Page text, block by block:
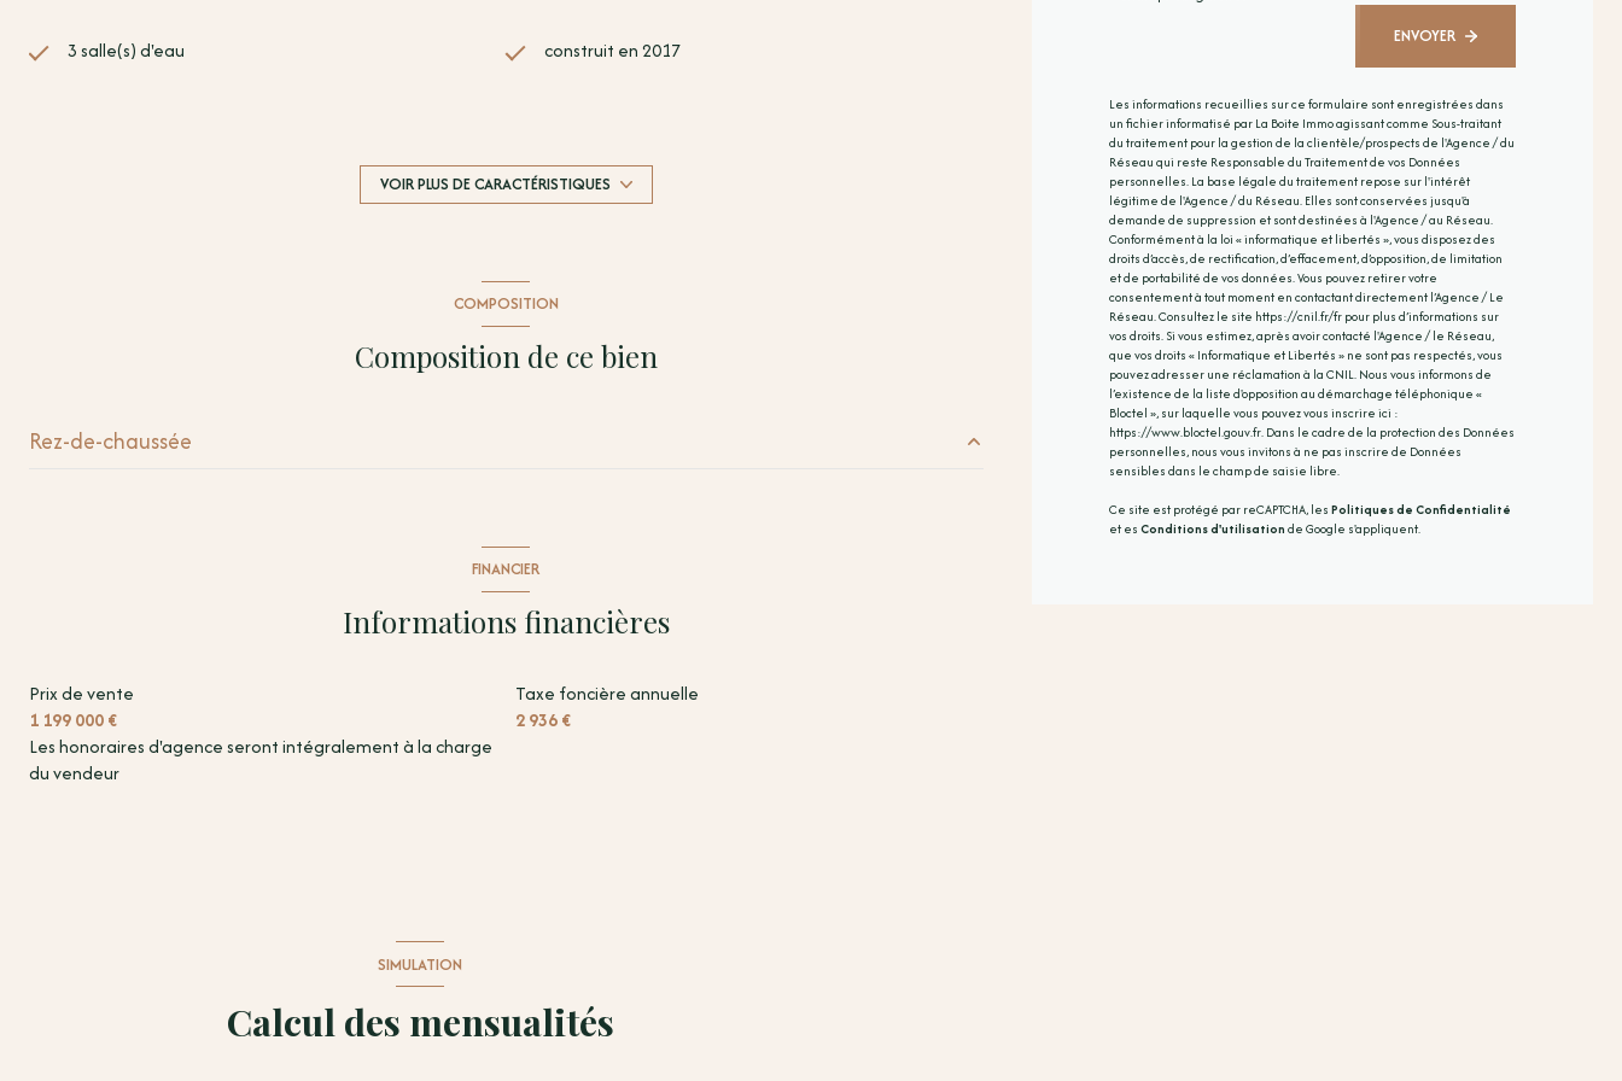
3 salle(s) d'eau construit en 2017
exposition Sud
VOIR PLUS DE CARACTÉRISTIQUES
COMPOSITION
Composition de ce bien
Rez-de-chaussée
chambre
chambre
salle de bain
FINANCIER
Informations financières
Prix de vente
1 199 000 €
Les honoraires d'agence seront intégralement à la charge
du vendeur
Taxe foncière annuelle
2 936 €
ENVOYER
Les informations recueillies sur ce formulaire sont enregistrées dans
un fichier informatisé par La Boite Immo agissant comme Sous-traitant
du traitement pour la gestion de la clientèle/prospects de l'Agence / du
Réseau qui reste Responsable du Traitement de vos Données
personnelles. La base légale du traitement repose sur l'intérêt
légitime de l'Agence / du Réseau. Elles sont conservées jusqu'à
demande de suppression et sont destinées à l'Agence / au Réseau.
Conformément à la loi « informatique et libertés », vous disposez des
droits d’accès, de rectification, d’effacement, d’opposition, de limitation
et de portabilité de vos données. Vous pouvez retirer votre
consentement à tout moment en contactant directement l’Agence / Le
Réseau. Consultez le site https://cnil.fr/frpour plus d’informations sur
vos droits. Si vous estimez, après avoir contacté l'Agence / le Réseau,
que vos droits « Informatique et Libertés » ne sont pas respectés, vous
pouvez adresser une réclamation à la CNIL. Nous vous informons de
l’existence de la liste d'opposition au démarchage téléphonique «
Bloctel », sur laquelle vous pouvez vous inscrire ici :
https://www.bloctel.gouv.fr. Dans le cadre de la protection des Données
personnelles, nous vous invitons à ne pas inscrire de Données
sensibles dans le champ de saisie libre.
Ce site est protégé par reCAPTCHA, les Politiques de Confidentialité
et es Conditions d'utilisation de Google s'appliquent.
SIMULATION
Calcul des mensualités